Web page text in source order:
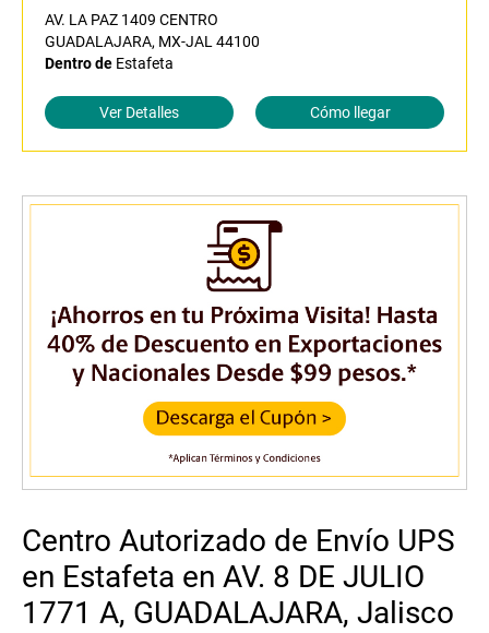
AV. LA PAZ 1409 CENTRO
GUADALAJARA, MX-JAL 44100
Dentro de Estafeta
Ver Detalles Cómo llegar
Centro Autorizado de Envío UPS
en Estafeta en AV. 8 DE JULIO
1771 A, GUADALAJARA, Jalisco